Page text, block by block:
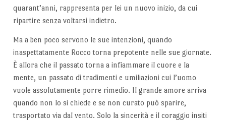
quarant’anni, rappresenta per lei un nuovo inizio, da cui
ripartire senza voltarsi indietro.
Ma a ben poco servono le sue intenzioni, quando
inaspettatamente Rocco torna prepotente nelle sue giornate.
È allora che il passato torna a infiammare il cuore e la
mente, un passato di tradimenti e umiliazioni cui l’uomo
vuole assolutamente porre rimedio. Il grande amore arriva
quando non lo si chiede e se non curato può sparire,
trasportato via dal vento. Solo la sincerità e il coraggio insiti